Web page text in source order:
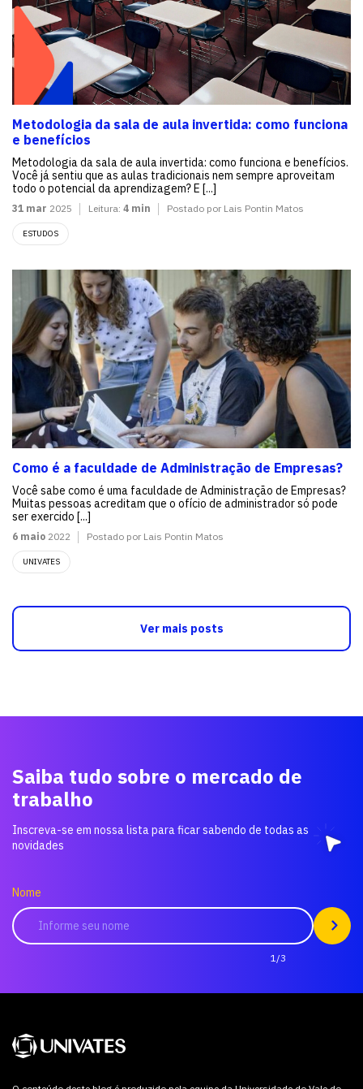
Metodologia da sala de aula invertida: como funciona
e benefícios
Metodologia da sala de aula invertida: como funciona e benefícios.
Você já sentiu que as aulas tradicionais nem sempre aproveitam
todo o potencial da aprendizagem? E [...]
31 mar 2025 Leitura: 4 min Postado por Lais Pontin Matos
ESTUDOS
Como é a faculdade de Administração de Empresas?
Você sabe como é uma faculdade de Administração de Empresas?
Muitas pessoas acreditam que o ofício de administrador só pode
ser exercido [...]
6 maio 2022 Postado por Lais Pontin Matos
UNIVATES
Ver mais posts
Saiba tudo sobre o mercado de
trabalho
Inscreva-se em nossa lista para ficar sabendo de todas as
novidades
Nome
1/3